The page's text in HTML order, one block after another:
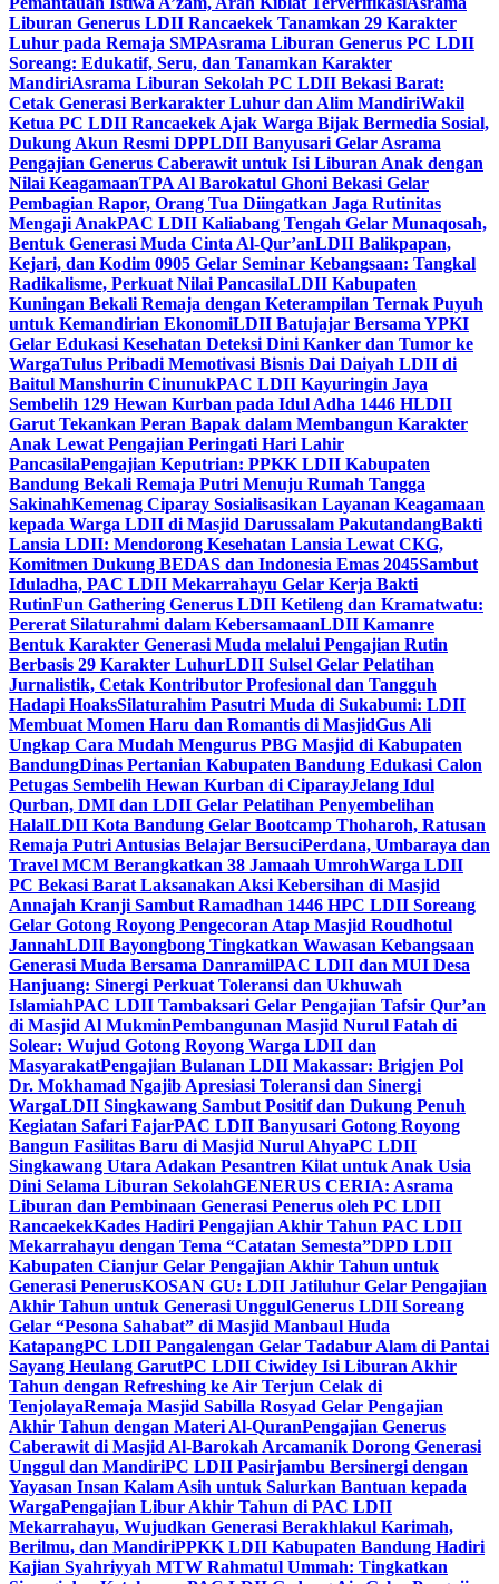
Liburan Generus LDII Rancaekek Tanamkan 29 Karakter
Luhur pada Remaja SMPAsrama Liburan Generus PC LDII
Soreang: Edukatif, Seru, dan Tanamkan Karakter
MandiriAsrama Liburan Sekolah PC LDII Bekasi Barat:
Cetak Generasi Berkarakter Luhur dan Alim MandiriWakil
Ketua PC LDII Rancaekek Ajak Warga Bijak Bermedia Sosial,
Dukung Akun Resmi DPPLDII Banyusari Gelar Asrama
Pengajian Generus Caberawit untuk Isi Liburan Anak dengan
Nilai KeagamaanTPA Al Barokatul Ghoni Bekasi Gelar
Pembagian Rapor, Orang Tua Diingatkan Jaga Rutinitas
Mengaji AnakPAC LDII Kaliabang Tengah Gelar Munaqosah,
Bentuk Generasi Muda Cinta Al-Qur’anLDII Balikpapan,
Kejari, dan Kodim 0905 Gelar Seminar Kebangsaan: Tangkal
Radikalisme, Perkuat Nilai PancasilaLDII Kabupaten
Kuningan Bekali Remaja dengan Keterampilan Ternak Puyuh
untuk Kemandirian EkonomiLDII Batujajar Bersama YPKI
Gelar Edukasi Kesehatan Deteksi Dini Kanker dan Tumor ke
WargaTulus Pribadi Memotivasi Bisnis Dai Daiyah LDII di
Baitul Manshurin CinunukPAC LDII Kayuringin Jaya
Sembelih 129 Hewan Kurban pada Idul Adha 1446 HLDII
Garut Tekankan Peran Bapak dalam Membangun Karakter
Anak Lewat Pengajian Peringati Hari Lahir
PancasilaPengajian Keputrian: PPKK LDII Kabupaten
Bandung Bekali Remaja Putri Menuju Rumah Tangga
SakinahKemenag Ciparay Sosialisasikan Layanan Keagamaan
kepada Warga LDII di Masjid Darussalam PakutandangBakti
Lansia LDII: Mendorong Kesehatan Lansia Lewat CKG,
Komitmen Dukung BEDAS dan Indonesia Emas 2045Sambut
Iduladha, PAC LDII Mekarrahayu Gelar Kerja Bakti
RutinFun Gathering Generus LDII Ketileng dan Kramatwatu:
Pererat Silaturahmi dalam KebersamaanLDII Kamanre
Bentuk Karakter Generasi Muda melalui Pengajian Rutin
Berbasis 29 Karakter LuhurLDII Sulsel Gelar Pelatihan
Jurnalistik, Cetak Kontributor Profesional dan Tangguh
Hadapi HoaksSilaturahim Pasutri Muda di Sukabumi: LDII
Membuat Momen Haru dan Romantis di MasjidGus Ali
Ungkap Cara Mudah Mengurus PBG Masjid di Kabupaten
BandungDinas Pertanian Kabupaten Bandung Edukasi Calon
Petugas Sembelih Hewan Kurban di CiparayJelang Idul
Qurban, DMI dan LDII Gelar Pelatihan Penyembelihan
HalalLDII Kota Bandung Gelar Bootcamp Thoharoh, Ratusan
Remaja Putri Antusias Belajar BersuciPerdana, Umbaraya dan
Travel MCM Berangkatkan 38 Jamaah UmrohWarga LDII
PC Bekasi Barat Laksanakan Aksi Kebersihan di Masjid
Annajah Kranji Sambut Ramadhan 1446 HPC LDII Soreang
Gelar Gotong Royong Pengecoran Atap Masjid Roudhotul
JannahLDII Bayongbong Tingkatkan Wawasan Kebangsaan
Generasi Muda Bersama DanramilPAC LDII dan MUI Desa
Hanjuang: Sinergi Perkuat Toleransi dan Ukhuwah
IslamiahPAC LDII Tambaksari Gelar Pengajian Tafsir Qur’an
di Masjid Al MukminPembangunan Masjid Nurul Fatah di
Solear: Wujud Gotong Royong Warga LDII dan
MasyarakatPengajian Bulanan LDII Makassar: Brigjen Pol
Dr. Mokhamad Ngajib Apresiasi Toleransi dan Sinergi
WargaLDII Singkawang Sambut Positif dan Dukung Penuh
Kegiatan Safari FajarPAC LDII Banyusari Gotong Royong
Bangun Fasilitas Baru di Masjid Nurul AhyaPC LDII
Singkawang Utara Adakan Pesantren Kilat untuk Anak Usia
Dini Selama Liburan SekolahGENERUS CERIA: Asrama
Liburan dan Pembinaan Generasi Penerus oleh PC LDII
RancaekekKades Hadiri Pengajian Akhir Tahun PAC LDII
Mekarrahayu dengan Tema “Catatan Semesta”DPD LDII
Kabupaten Cianjur Gelar Pengajian Akhir Tahun untuk
Generasi PenerusKOSAN GU: LDII Jatiluhur Gelar Pengajian
Akhir Tahun untuk Generasi UnggulGenerus LDII Soreang
Gelar “Pesona Sahabat” di Masjid Manbaul Huda
KatapangPC LDII Pangalengan Gelar Tadabur Alam di Pantai
Sayang Heulang GarutPC LDII Ciwidey Isi Liburan Akhir
Tahun dengan Refreshing ke Air Terjun Celak di
TenjolayaRemaja Masjid Sabilla Rosyad Gelar Pengajian
Akhir Tahun dengan Materi Al-QuranPengajian Generus
Caberawit di Masjid Al-Barokah Arcamanik Dorong Generasi
Unggul dan MandiriPC LDII Pasirjambu Bersinergi dengan
Yayasan Insan Kalam Asih untuk Salurkan Bantuan kepada
WargaPengajian Libur Akhir Tahun di PAC LDII
Mekarrahayu, Wujudkan Generasi Berakhlakul Karimah,
Berilmu, dan MandiriPPKK LDII Kabupaten Bandung Hadiri
Kajian Syahriyyah MTW Rahmatul Ummah: Tingkatkan